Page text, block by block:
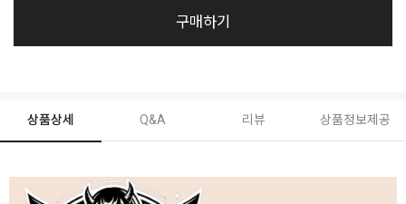
구매하기
상품상세 Q&A 리뷰 상품정보제공